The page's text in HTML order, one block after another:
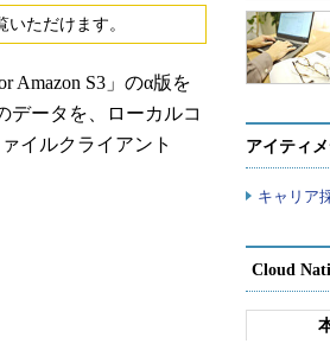
ブログ
ただけます。
Amazon S3」のα版を
データを、ローカルコ
イルクライアント
アイティ
キャリア
Cloud